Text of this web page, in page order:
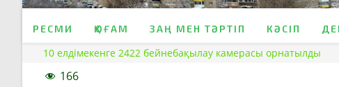
РЕСМИ ҚОҒАМ ЗАҢ МЕН ТӘРТІП КӘСІП
10 елдімекенге 2422 бейнебақылау камерасы орнатылды
166